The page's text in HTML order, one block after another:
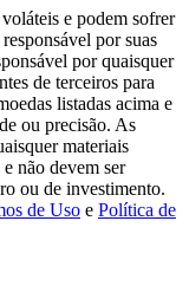
e podem sofrer
por suas
por quaisquer
de terceiros para
listadas acima e
ou precisão. As
materiais
não devem ser
ou de investimento.
de Uso e Política de